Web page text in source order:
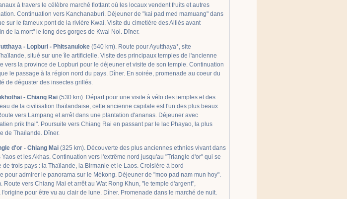
à travers le célèbre marché flottant où les locaux vendent fruits et autres
Continuation vers Kanchanaburi. Déjeuner de "kai pad med mamuang" dans
sur le fameux pont de la rivière Kwai. Visite du cimetière des Alliés avant
de la mort" le long des gorges de Kwai Noi. Dîner.
- Lopburi - Phitsanuloke (540 km). Route pour Ayutthaya*, site
situé sur une île artificielle. Visite des principaux temples de l'ancienne
vers la province de Lopburi pour le déjeuner et visite de son temple. Continuation
le passage à la région nord du pays. Dîner. En soirée, promenade au coeur du
de déguster des insectes grillés.
- Chiang Rai (530 km). Départ pour une visite à vélo des temples et des
de la civilisation thaïlandaise, cette ancienne capitale est l'un des plus beaux
vers Lampang et arrêt dans une plantation d'ananas. Déjeuner avec
prik thai". Poursuite vers Chiang Rai en passant par le lac Phayao, la plus
de Thaïlande. Dîner.
d'or - Chiang Mai (325 km). Découverte des plus anciennes ethnies vivant dans
et les Akhas. Continuation vers l'extrême nord jusqu'au "Triangle d'or" qui se
trois pays : la Thaïlande, la Birmanie et le Laos. Croisière à bord
pour admirer le panorama sur le Mékong. Déjeuner de "moo pad nam mun hoy".
Route vers Chiang Mai et arrêt au Wat Rong Khun, "le temple d'argent",
pour être vu au clair de lune. Dîner. Promenade dans le marché de nuit.